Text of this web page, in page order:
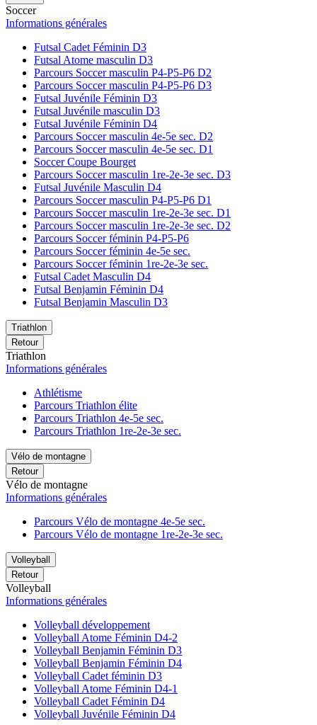
Soccer
Informations générales
Futsal Cadet Féminin D3
Futsal Atome masculin D3
Parcours Soccer masculin P4-P5-P6 D2
Parcours Soccer masculin P4-P5-P6 D3
Futsal Juvénile Féminin D3
Futsal Juvénile masculin D3
Futsal Juvénile Féminin D4
Parcours Soccer masculin 4e-5e sec. D2
Parcours Soccer masculin 4e-5e sec. D1
Soccer Coupe Bourget
Parcours Soccer masculin 1re-2e-3e sec. D3
Futsal Juvénile Masculin D4
Parcours Soccer masculin P4-P5-P6 D1
Parcours Soccer masculin 1re-2e-3e sec. D1
Parcours Soccer masculin 1re-2e-3e sec. D2
Parcours Soccer féminin P4-P5-P6
Parcours Soccer féminin 4e-5e sec.
Parcours Soccer féminin 1re-2e-3e sec.
Futsal Cadet Masculin D4
Futsal Benjamin Féminin D4
Futsal Benjamin Masculin D3
Triathlon
Retour
Triathlon
Informations générales
Athlétisme
Parcours Triathlon élite
Parcours Triathlon 4e-5e sec.
Parcours Triathlon 1re-2e-3e sec.
Vélo de montagne
Retour
Vélo de montagne
Informations générales
Parcours Vélo de montagne 4e-5e sec.
Parcours Vélo de montagne 1re-2e-3e sec.
Volleyball
Retour
Volleyball
Informations générales
Volleyball développement
Volleyball Atome Féminin D4-2
Volleyball Benjamin Féminin D3
Volleyball Benjamin Féminin D4
Volleyball Cadet féminin D3
Volleyball Atome Féminin D4-1
Volleyball Cadet Féminin D4
Volleyball Juvénile Féminin D4